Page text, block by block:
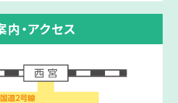
・アクセス